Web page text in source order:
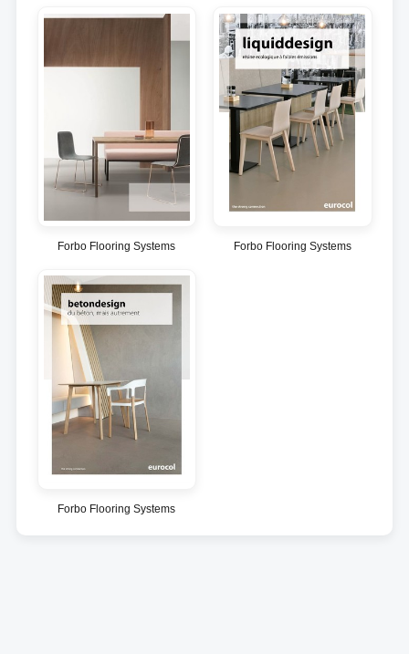
Forbo Flooring Systems Forbo Flooring Systems
Forbo Flooring Systems